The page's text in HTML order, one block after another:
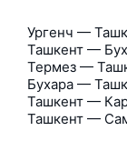
Ургенч —
Ташкент —
Термез —
Бухара —
Ташкент —
Ташкент —